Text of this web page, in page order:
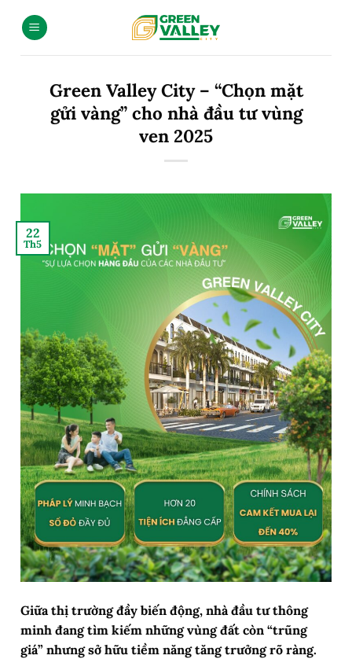
Green Valley City – “Chọn mặt
gửi vàng” cho nhà đầu tư vùng
ven 2025
22
Th5
Giữa thị trường đầy biến động, nhà đầu tư thông
minh đang tìm kiếm những vùng đất còn “trũng
giá” nhưng sở hữu tiềm năng tăng trưởng rõ ràng.